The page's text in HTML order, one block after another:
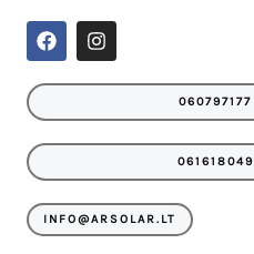
F
a
e
o
I
n
t
r
060797177
061618049
INFO@ARSOLAR.LT